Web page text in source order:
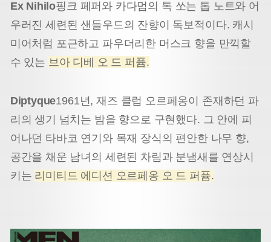
Ex Nihilo핑크 페퍼와 카다멈의 톡 쏘는 톱 노트와 어
우러진 세련된 샌들우드의 잔향이 독보적이다. 캐시
미어처럼 포근하고 파우더리한 머스크 향을 만끽할
수 있는 브아 디베 오 드 퍼퓸.
Diptyque1961년, 재즈 클럽 오르페옹이 존재하던 파
리의 생기 넘치는 밤을 향으로 구현했다. 그 안에 피
어나던 타바코 연기와 목재 장식의 편안한 나무 향,
공간을 채운 남녀의 세련된 차림과 분냄새를 연상시
키는 리미티드 에디션 오르페옹 오 드 퍼퓸.